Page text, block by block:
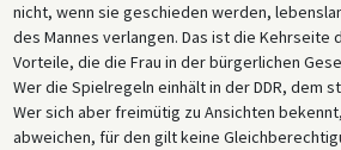
nicht, wenn sie geschieden werden,
des Mannes verlangen. Das ist die Kehrseite
Vorteile, die die Frau in der bürgerlichen
Wer die Spielregeln einhält in der DDR, dem
Wer sich aber freimütig zu Ansichten
abweichen, für den gilt keine